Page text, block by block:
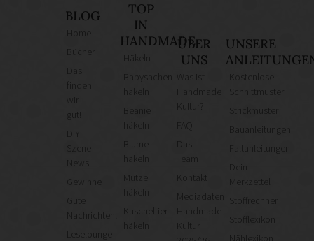
BLOG
finden
gut!
News
Gute
Nachrichten!
Leselounge
TOP
IN
HANDMADE
häkeln
häkeln
Mütze
häkeln
Kuscheltier
ÜBER
UNS
Was ist
Kultur?
Das
Team
Kontakt
Mediadaten
Kultur
UNSERE
Kostenlose
Schnittmuster
Strickmuster
Bauanleitungen
Faltanleitungen
Merkzettel
Stoffrechner
Stofflexikon
Nählexikon